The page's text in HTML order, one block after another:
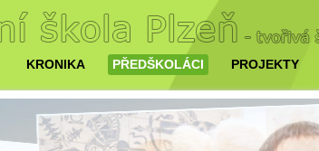
KRONIKA PŘEDŠKOLÁCI PROJEKTY